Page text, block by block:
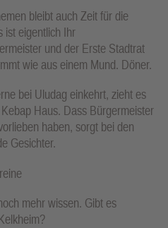
bleibt auch Zeit für die
ist eigentlich Ihr
und der Erste Stadtrat
wie aus einem Mund. Döner.
bei Uludag einkehrt, zieht es
Haus. Dass Bürgermeister
haben, sorgt bei den
Gesichter.
mehr wissen. Gibt es